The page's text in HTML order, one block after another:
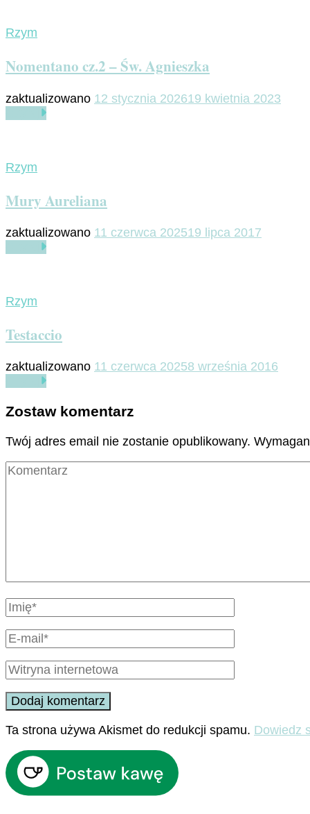
Rzym
Nomentano cz.2 – Św. Agnieszka
zaktualizowano 12 stycznia 202619 kwietnia 2023
Rzym
Mury Aureliana
zaktualizowano 11 czerwca 202519 lipca 2017
Rzym
Testaccio
zaktualizowano 11 czerwca 20258 września 2016
Zostaw komentarz
Twój adres email nie zostanie opublikowany.
Ta strona używa Akismet do redukcji spamu. Dowiedz